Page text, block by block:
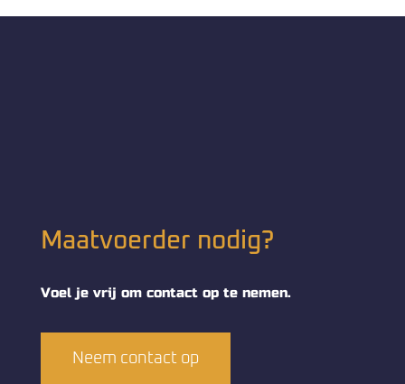
Maatvoerder nodig?
Voel je vrij om contact op te nemen.
Neem contact op